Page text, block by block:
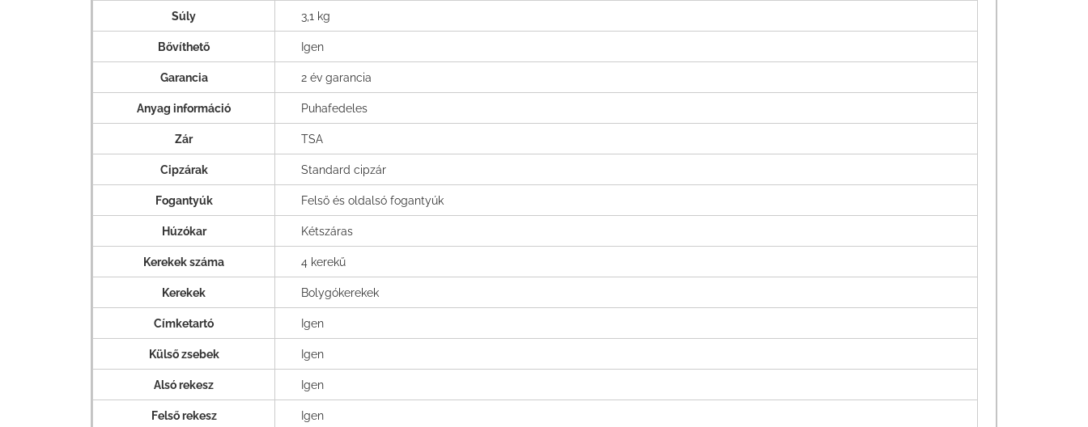
Súly 3,1 kg
Bővíthető Igen
Garancia 2 év garancia
Anyag információ Puhafedeles
Zár TSA
Cipzárak Standard cipzár
Fogantyúk Felső és oldalsó fogantyúk
Húzókar Kétszáras
Kerekek száma 4 kerekű
Kerekek Bolygókerekek
Címketartó Igen
Külső zsebek Igen
Alsó rekesz Igen
Felső rekesz Igen